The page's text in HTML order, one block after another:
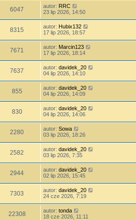
6047 autor: RRC
23 lip 2026, 14:50
8315 autor: Hubix132
17 lip 2026, 18:57
7671 autor: Marcin123
17 lip 2026, 18:14
7637 autor: davidek_20
04 lip 2026, 14:10
855 autor: davidek_20
04 lip 2026, 14:09
830 autor: davidek_20
04 lip 2026, 14:06
2280 autor: Sowa
03 lip 2026, 18:26
2582 autor: davidek_20
03 lip 2026, 7:35
2944 autor: davidek_20
02 lip 2026, 15:45
7303 autor: davidek_20
24 cze 2026, 7:19
22308 autor: tonda
18 cze 2026, 11:11